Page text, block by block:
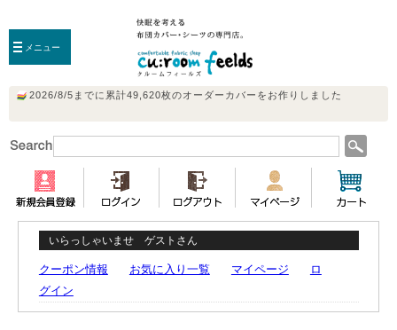
いらっしゃいませ ゲストさん
クーポン情報 お気に入り一覧 マイページ
ロ
グイン
メニュー